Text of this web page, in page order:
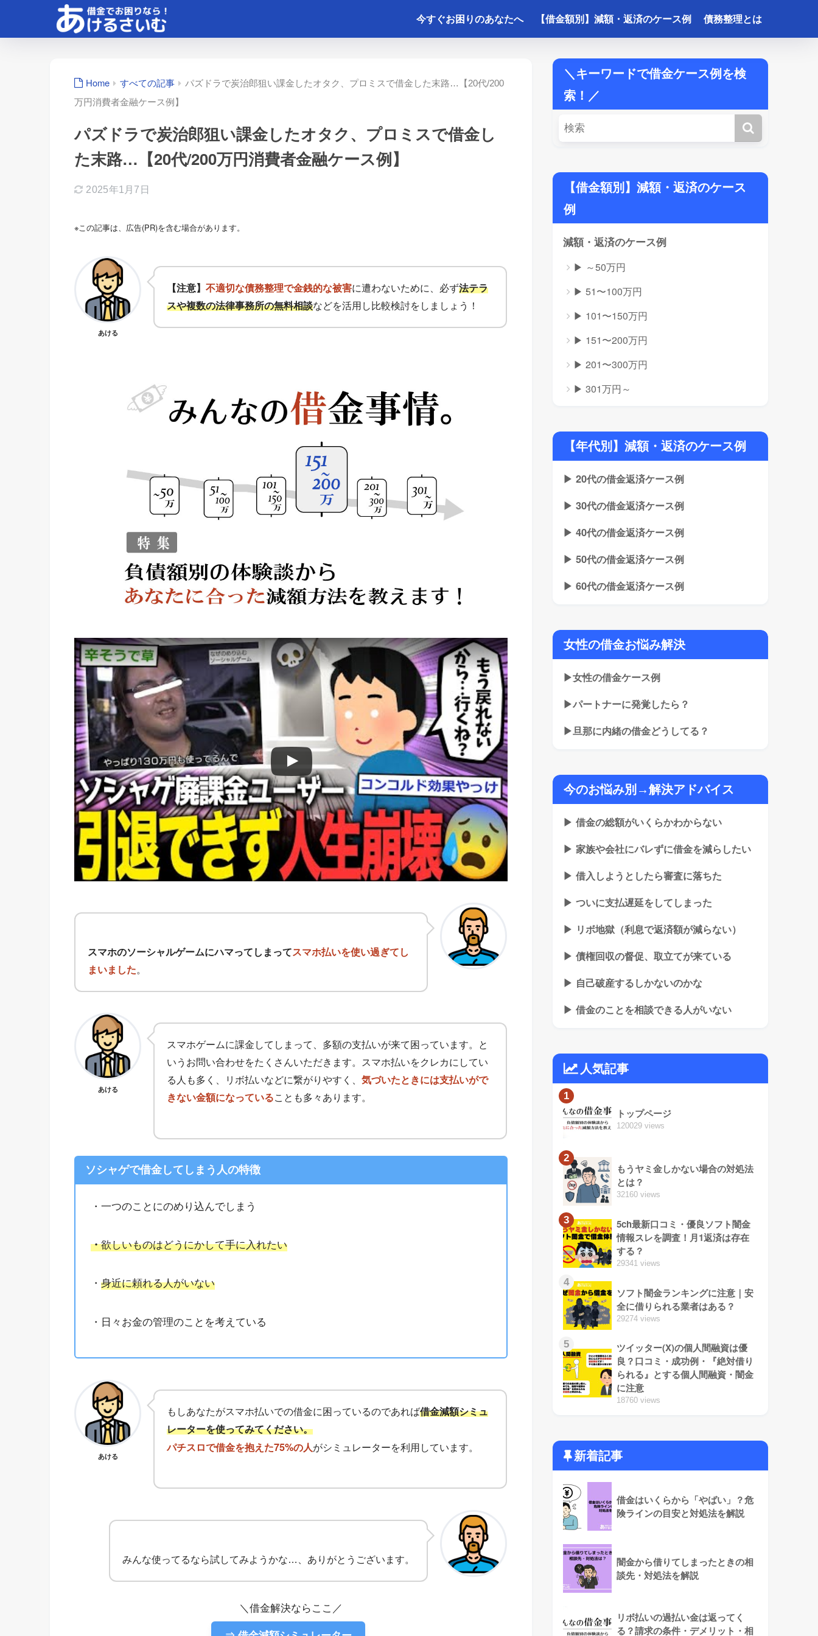
今すぐお困りのあなたへ 【借金額別】減額・返済のケース例 債務整理とは
Home すべての記事
パズドラで炭治郎狙い課金したオタク、プロミスで借金した末路…【20代/200
万円消費者金融ケース例】
パズドラで炭治郎狙い課金したオタク、プロミスで借金し
た末路…【20代/200万円消費者金融ケース例】
2025年1月7日
※この記事は、広告(PR)を含む場合があります。
あける
【注意】 不適切な債務整理で金銭的な被害に遭わないために、必ず法テラ
スや複数の法律事務所の無料相談などを活用し比較検討をしましょう！
スマホのソーシャルゲームにハマってしまってスマホ払いを使い過ぎてし
まいました。
あける
スマホゲームに課金してしまって、多額の支払いが来て困っています。と
いうお問い合わせをたくさんいただきます。スマホ払いをクレカにしてい
る人も多く、リボ払いなどに繋がりやすく、 気づいたときには支払いがで
きない金額になっていることも多々あります。
ソシャゲで借金してしまう人の特徴
・一つのことにのめり込んでしまう
・欲しいものはどうにかして手に入れたい
・ 身近に頼れる人がいない
・日々お金の管理のことを考えている
あける
もしあなたがスマホ払いでの借金に困っているのであれば借金減額シミュ
レーターを使ってみてください。
パチスロで借金を抱えた75%の人がシミュレーターを利用しています。
みんな使ってるなら試してみようかな…、ありがとうございます。
＼借金解決ならここ／
＼キーワードで借金ケース例を検
索！／
【借金額別】減額・返済のケース
例
減額・返済のケース例
▶ ～50万円
▶ 51〜100万円
▶ 101〜150万円
▶ 151〜200万円
▶ 201〜300万円
▶ 301万円～
【年代別】減額・返済のケース例
▶ 20代の借金返済ケース例
▶ 30代の借金返済ケース例
▶ 40代の借金返済ケース例
▶ 50代の借金返済ケース例
▶ 60代の借金返済ケース例
女性の借金お悩み解決
▶女性の借金ケース例
▶パートナーに発覚したら？
▶旦那に内緒の借金どうしてる？
今のお悩み別→解決アドバイス
▶ 借金の総額がいくらかわからない
▶ 家族や会社にバレずに借金を減らしたい
▶ 借入しようとしたら審査に落ちた
▶ ついに支払遅延をしてしまった
▶ リボ地獄（利息で返済額が減らない）
▶ 債権回収の督促、取立てが来ている
▶ 自己破産するしかないのかな
▶ 借金のことを相談できる人がいない
人気記事
1
トップページ
120029 views
2
もうヤミ金しかない場合の対処法
とは？
32160 views
3
5ch最新口コミ・優良ソフト闇金
情報スレを調査！月1返済は存在
する？
29341 views
4
ソフト闇金ランキングに注意｜安
全に借りられる業者はある？
29274 views
5
ツイッター(X)の個人間融資は優
良？口コミ・成功例・『絶対借り
られる』とする個人間融資・闇金
に注意
18760 views
新着記事
借金はいくらから「やばい」？危
険ラインの目安と対処法を解説
闇金から借りてしまったときの相
談先・対処法を解説
リボ払いの過払い金は返ってく
る？請求の条件・デメリット・相